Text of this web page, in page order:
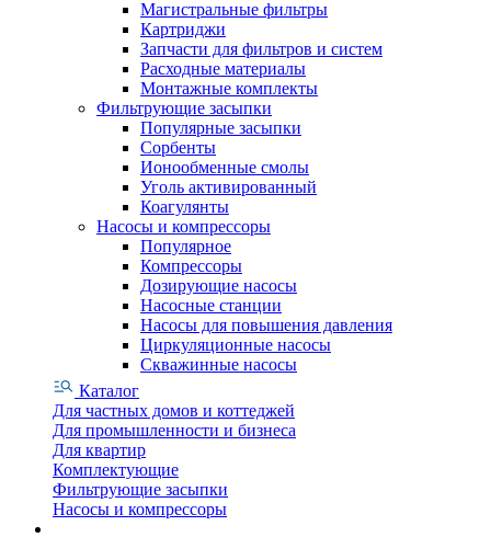
Магистральные фильтры
Картриджи
Запчасти для фильтров и систем
Расходные материалы
Монтажные комплекты
Фильтрующие засыпки
Популярные засыпки
Сорбенты
Ионообменные смолы
Уголь активированный
Коагулянты
Насосы и компрессоры
Популярное
Компрессоры
Дозирующие насосы
Насосные станции
Насосы для повышения давления
Циркуляционные насосы
Скважинные насосы
Каталог
Для частных домов и коттеджей
Для промышленности и бизнеса
Для квартир
Комплектующие
Фильтрующие засыпки
Насосы и компрессоры